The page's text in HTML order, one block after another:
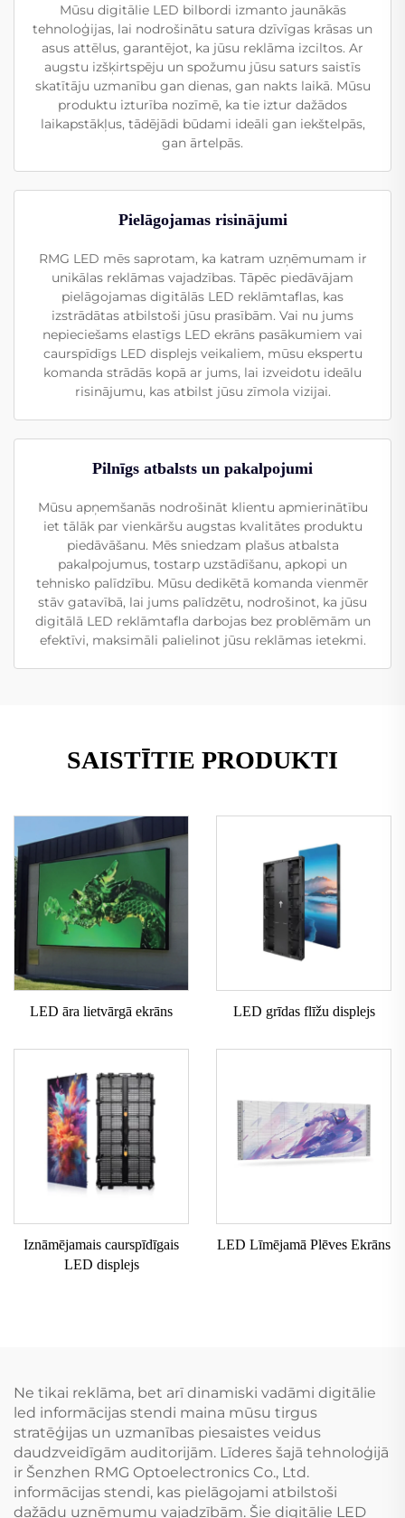
Mūsu digitālie LED bilbordi izmanto jaunākās
tehnoloģijas, lai nodrošinātu satura dzīvīgas krāsas un
asus attēlus, garantējot, ka jūsu reklāma izciltos. Ar
augstu izšķirtspēju un spožumu jūsu saturs saistīs
skatītāju uzmanību gan dienas, gan nakts laikā. Mūsu
produktu izturība nozīmē, ka tie iztur dažādos
laikapstākļus, tādējādi būdami ideāli gan iekštelpās,
gan ārtelpās.
Pielāgojamas risinājumi
RMG LED mēs saprotam, ka katram uzņēmumam ir
unikālas reklāmas vajadzības. Tāpēc piedāvājam
pielāgojamas digitālās LED reklāmtaflas, kas
izstrādātas atbilstoši jūsu prasībām. Vai nu jums
nepieciešams elastīgs LED ekrāns pasākumiem vai
caurspīdīgs LED displejs veikaliem, mūsu ekspertu
komanda strādās kopā ar jums, lai izveidotu ideālu
risinājumu, kas atbilst jūsu zīmola vizijai.
Pilnīgs atbalsts un pakalpojumi
Mūsu apņemšanās nodrošināt klientu apmierinātību
iet tālāk par vienkāršu augstas kvalitātes produktu
piedāvāšanu. Mēs sniedzam plašus atbalsta
pakalpojumus, tostarp uzstādīšanu, apkopi un
tehnisko palīdzību. Mūsu dedikētā komanda vienmēr
stāv gatavībā, lai jums palīdzētu, nodrošinot, ka jūsu
digitālā LED reklāmtafla darbojas bez problēmām un
efektīvi, maksimāli palielinot jūsu reklāmas ietekmi.
SAISTĪTIE PRODUKTI
LED āra lietvārgā ekrāns LED grīdas flīžu displejs
Iznāmējamais caurspīdīgais
LED displejs
LED Līmējamā Plēves Ekrāns
Ne tikai reklāma, bet arī dinamiski vadāmi digitālie
led informācijas stendi maina mūsu tirgus
stratēģijas un uzmanības piesaistes veidus
daudzveidīgām auditorijām. Līderes šajā tehnoloģijā
ir Šenzhen RMG Optoelectronics Co., Ltd.
informācijas stendi, kas pielāgojami atbilstoši
dažādu uzņēmumu vajadzībām. Šie digitālie LED